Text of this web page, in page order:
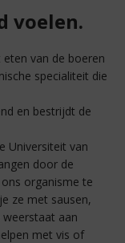
voelen.
van de boeren
specialiteit die
en bestrijdt de
Universiteit van
door de
organisme te
ze met sausen,
aan
met vis of